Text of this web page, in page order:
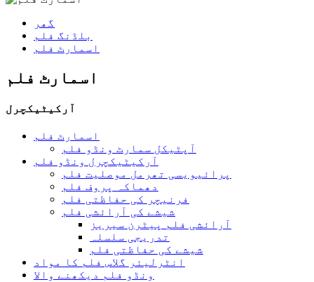
گھر
بلڈنگ فلم
اسمارٹ فلم
اسمارٹ فلم
آرکیٹیکچرل
اسمارٹ فلم
آپٹیکل سمارٹ ونڈو فلم
آرکیٹیکچرل ونڈو فلم
پرائیویسی تھرمل موصلیت فلم
دھماکہ پروف فلم
فرنیچر کی حفاظتی فلم
شیشے کی آرائشی فلم
آرائشی فلم پیٹرن سیریز
تدریجی سلسلہ
شیشے کی حفاظتی فلم
انٹرلیئر گلاس فلم کا مواد
ونڈو فلم دیکھنے والا